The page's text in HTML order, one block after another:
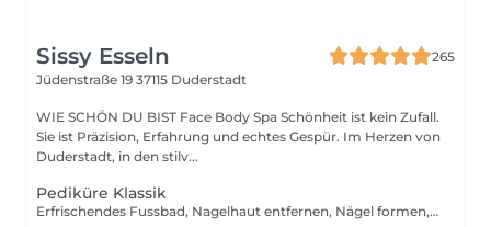
Sissy Esseln
265
Jüdenstraße 19 37115 Duderstadt
WIE SCHÖN DU BIST Face Body Spa Schönheit ist kein Zufall.
Sie ist Präzision, Erfahrung und echtes Gespür. Im Herzen von
Duderstadt, in den stilv...
Pediküre Klassik
Erfrischendes Fussbad, Nagelhaut entfernen, Nägel formen, Nagelfalz und Ränder säubern, Hornhaut entfernen, Abschlusspflege!